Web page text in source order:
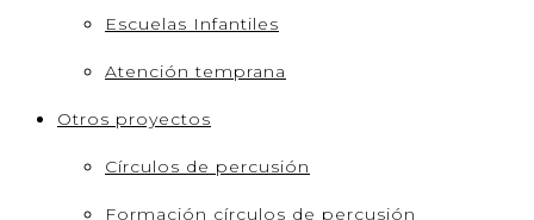
Escuelas Infantiles
Atención temprana
Otros proyectos
Círculos de percusión
Formación círculos de percusión